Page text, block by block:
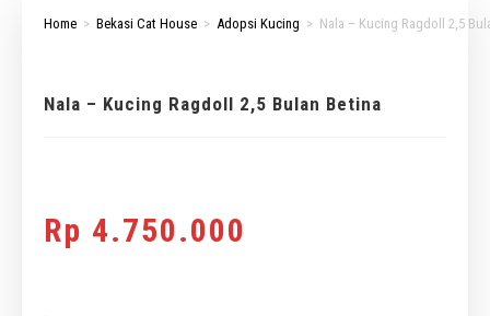
Home > Bekasi Cat House > Adopsi Kucing > Nala – Kucing Ragdoll 2,5
Nala – Kucing Ragdoll 2,5 Bulan Betina
Rp 4.750.000